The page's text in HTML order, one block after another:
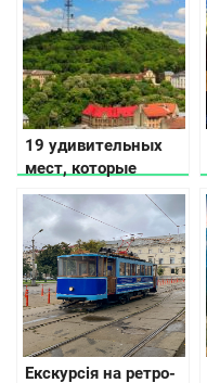
19 удивительных
мест, которые
нужно посетить
Львове
Екскурсія на ретро-